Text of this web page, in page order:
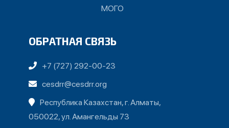
МОГО
ОБРАТНАЯ СВЯЗЬ
+7 (727) 292-00-23
cesdrr@cesdrr.org
Республика Казахстан, г. Алматы,
050022, ул. Амангельды 73